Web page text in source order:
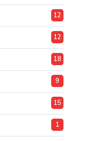
12
12
18
9
15
1